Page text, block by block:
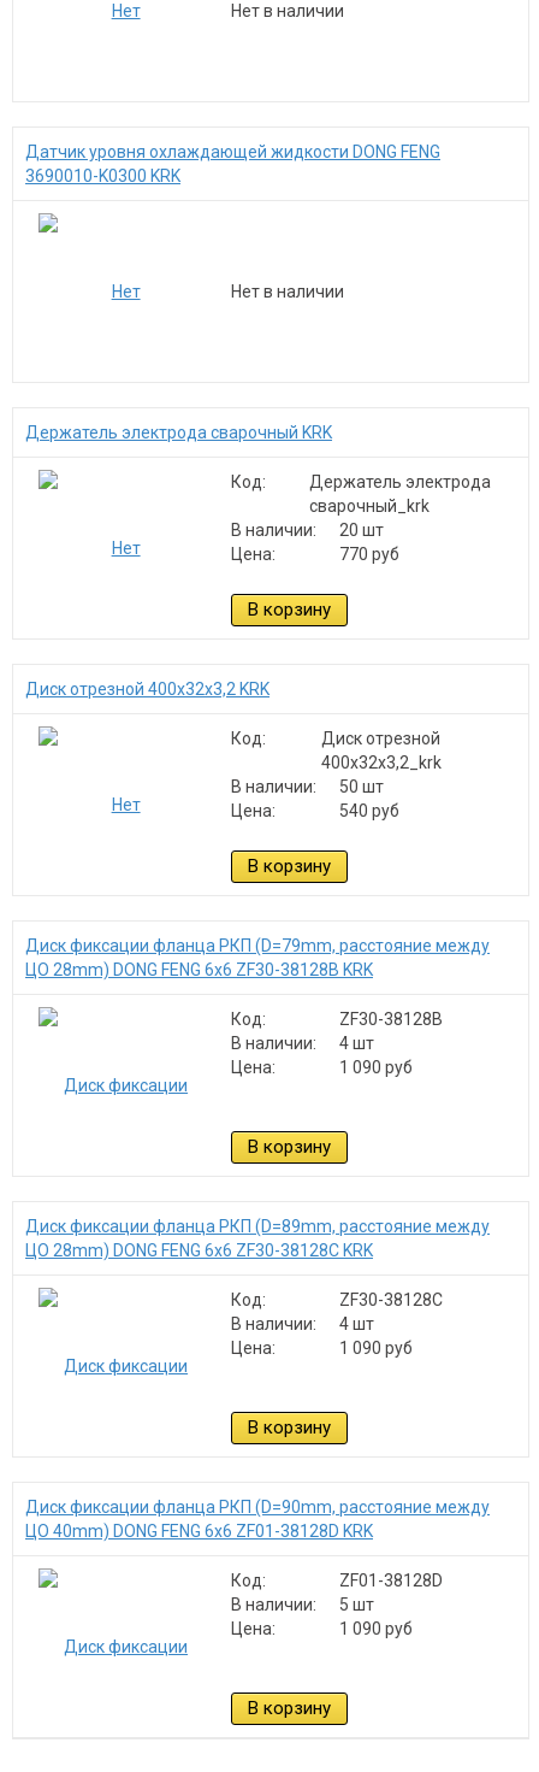
Нет в наличии
Датчик уровня охлаждающей жидкости DONG FENG
3690010-K0300 KRK
Нет в наличии
Держатель электрода сварочный KRK
Код:
Держатель электрода
сварочный_krk
В наличии:
20 шт
Цена:
770 руб
В корзину
Диск отрезной 400х32х3,2 KRK
Код:
Диск отрезной
400х32х3,2_krk
В наличии:
50 шт
Цена:
540 руб
В корзину
Диск фиксации фланца РКП (D=79mm, расстояние между
ЦО 28mm) DONG FENG 6x6 ZF30-38128B KRK
Код:
ZF30-38128B
В наличии:
4 шт
Цена:
1 090 руб
В корзину
Диск фиксации фланца РКП (D=89mm, расстояние между
ЦО 28mm) DONG FENG 6x6 ZF30-38128C KRK
Код:
ZF30-38128C
В наличии:
4 шт
Цена:
1 090 руб
В корзину
Диск фиксации фланца РКП (D=90mm, расстояние между
ЦО 40mm) DONG FENG 6x6 ZF01-38128D KRK
Код:
ZF01-38128D
В наличии:
5 шт
Цена:
1 090 руб
В корзину